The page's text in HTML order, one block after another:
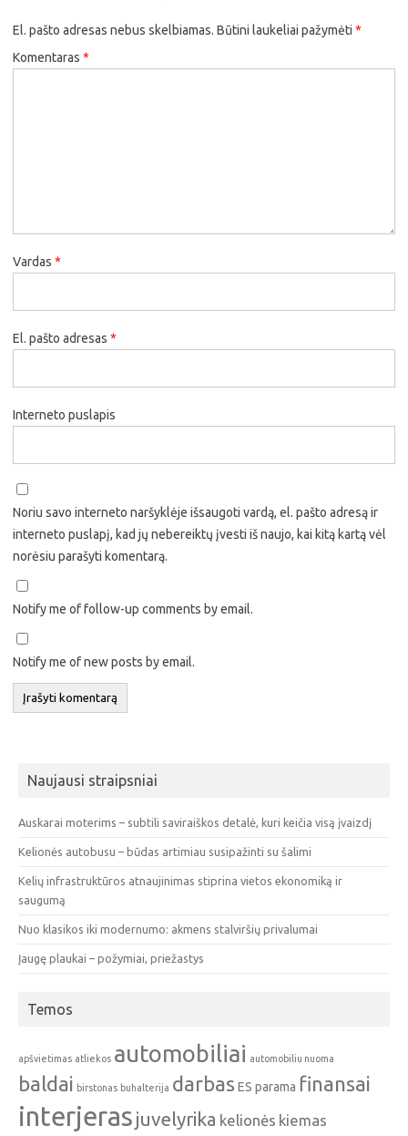
El. pašto adresas nebus skelbiamas. Būtini laukeliai pažymėti *
Komentaras *
Vardas *
El. pašto adresas *
Interneto puslapis
Noriu savo interneto naršyklėje išsaugoti vardą, el. pašto adresą ir
interneto puslapį, kad jų nebereiktų įvesti iš naujo, kai kitą kartą vėl
norėsiu parašyti komentarą.
Notify me of follow-up comments by email.
Notify me of new posts by email.
Naujausi straipsniai
Auskarai moterims – subtili saviraiškos detalė, kuri keičia visą įvaizdį
Kelionės autobusu – būdas artimiau susipažinti su šalimi
Kelių infrastruktūros atnaujinimas stiprina vietos ekonomiką ir
saugumą
Nuo klasikos iki modernumo: akmens stalviršių privalumai
Įaugę plaukai – požymiai, priežastys
Temos
apšvietimas atliekos automobiliai automobiliu nuoma
baldai birstonas buhalterija darbas ES parama finansai
interjeras juvelyrika kelionės kiemas